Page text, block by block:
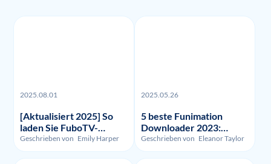
2025.08.01
[Aktualisiert 2025] So
laden Sie FuboTV-
Aufnahmen und -Videos
herunter?
Geschrieben von Emily Harper
2025.05.26
5 beste Funimation
Downloader 2023:
Getestet und verglichen
Geschrieben von Eleanor Taylor